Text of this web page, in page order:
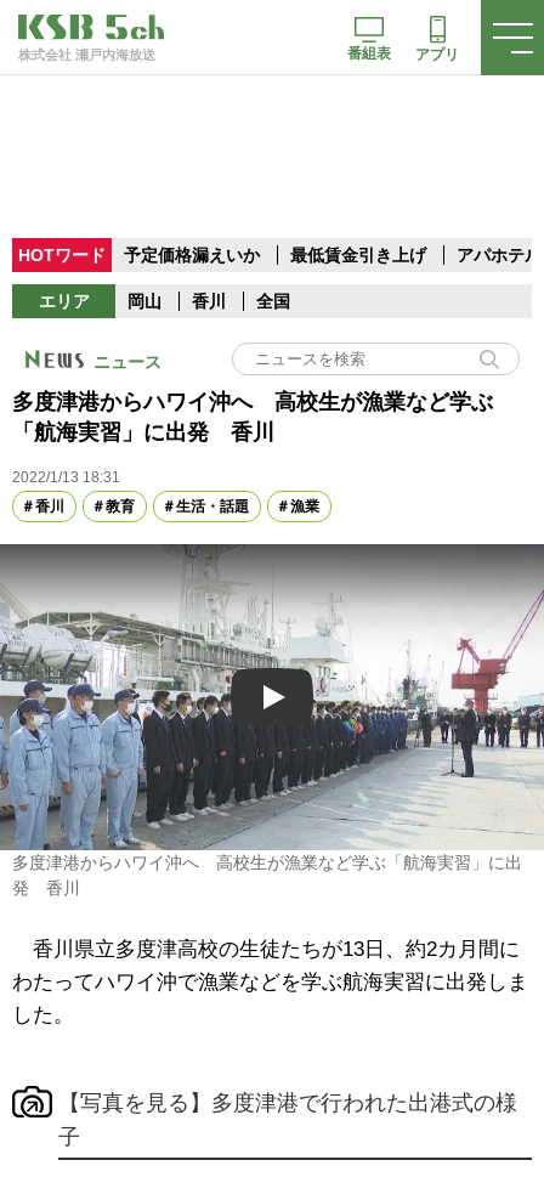
株式会社 瀬戸内海放送 番組表 アプリ
HOTワード 予定価格漏えいか 最低賃金引き上げ アパホテル
エリア 岡山 香川 全国
ニュース
多度津港からハワイ沖へ 高校生が漁業など学ぶ
「航海実習」に出発 香川
2022/1/13 18:31
香川
教育 生活・話題 漁業
Play
多度津港からハワイ沖へ 高校生が漁業など学ぶ「航海実習」に出
発 香川
香川県立多度津高校の生徒たちが13日、約2カ月間に
わたってハワイ沖で漁業などを学ぶ航海実習に出発しま
した。
【写真を見る】多度津港で行われた出港式の様
子